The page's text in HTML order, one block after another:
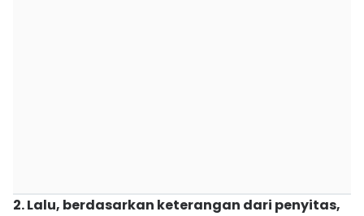
2. Lalu, berdasarkan keterangan dari penyitas,